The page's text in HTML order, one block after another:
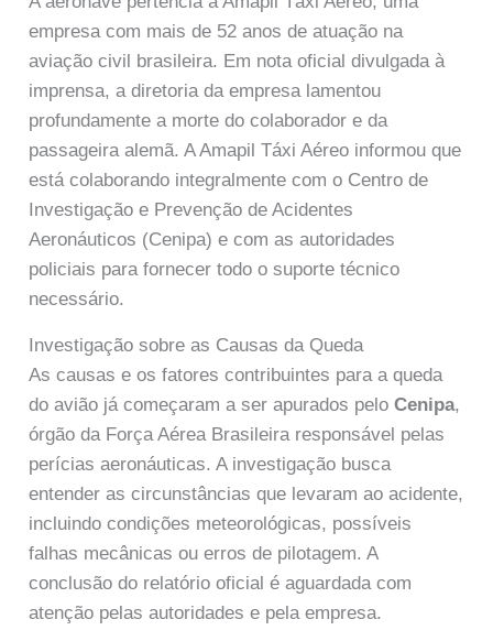
empresa com mais de 52 anos de atuação na
aviação civil brasileira. Em nota oficial divulgada à
imprensa, a diretoria da empresa lamentou
profundamente a morte do colaborador e da
passageira alemã. A Amapil Táxi Aéreo informou que
está colaborando integralmente com o Centro de
Investigação e Prevenção de Acidentes
Aeronáuticos (Cenipa) e com as autoridades
policiais para fornecer todo o suporte técnico
necessário.
Investigação sobre as Causas da Queda
As causas e os fatores contribuintes para a queda
do avião já começaram a ser apurados peloCenipa,
órgão da Força Aérea Brasileira responsável pelas
perícias aeronáuticas. A investigação busca
entender as circunstâncias que levaram ao acidente,
incluindo condições meteorológicas, possíveis
falhas mecânicas ou erros de pilotagem. A
conclusão do relatório oficial é aguardada com
atenção pelas autoridades e pela empresa.